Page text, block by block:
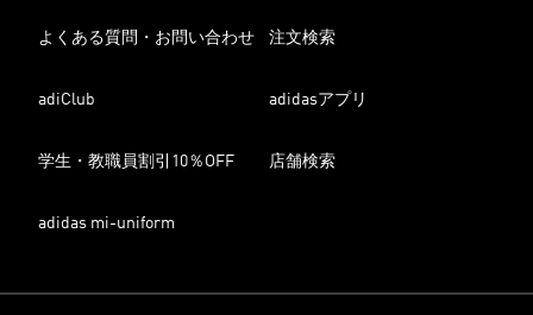
よくある質問・お問い合わせ 注文検索
adiClub adidasアプリ
学生・教職員割引10％OFF 店舗検索
adidas mi-uniform